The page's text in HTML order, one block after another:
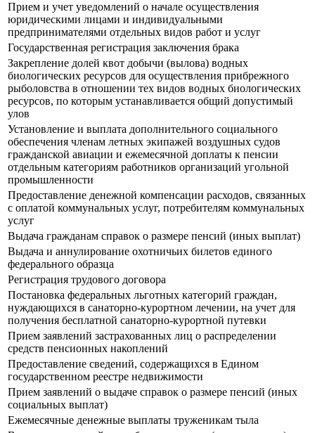
Прием и учет уведомлений о начале осуществления
юридическими лицами и индивидуальными
предпринимателями отдельных видов работ и услуг
Государственная регистрация заключения брака
Закрепление долей квот добычи (вылова) водных
биологических ресурсов для осуществления прибрежного
рыболовства в отношении тех видов водных биологических
ресурсов, по которым устанавливается общий допустимый
улов
Установление и выплата дополнительного социального
обеспечения членам летных экипажей воздушных судов
гражданской авиации и ежемесячной доплаты к пенсии
отдельным категориям работников организаций угольной
промышленности
Предоставление денежной компенсации расходов, связанных
с оплатой коммунальных услуг, потребителям коммунальных
услуг
Выдача гражданам справок о размере пенсий (иных выплат)
Выдача и аннулирование охотничьих билетов единого
федерального образца
Регистрация трудового договора
Постановка федеральных льготных категорий граждан,
нуждающихся в санаторно-курортном лечении, на учет для
получения бесплатной санаторно-курортной путевки
Прием заявлений застрахованных лиц о распределении
средств пенсионных накоплений
Предоставление сведений, содержащихся в Едином
государственном реестре недвижимости
Прием заявлений о выдаче справок о размере пенсий (иных
социальных выплат)
Ежемесячные денежные выплаты труженикам тыла